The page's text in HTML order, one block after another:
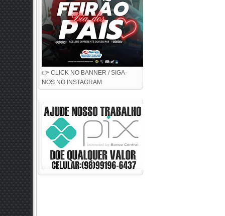
👉 CLICK NO BANNER / SIGA-
NOS NO INSTAGRAM